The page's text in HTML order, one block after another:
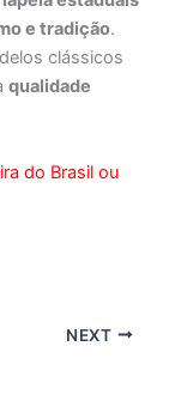
e tradição.
clássicos
qualidade
do Brasil ou
NEXT